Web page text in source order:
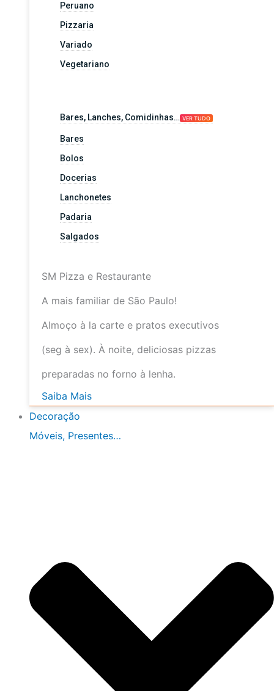
Peruano
Pizzaria
Variado
Vegetariano
Bares, Lanches, Comidinhas… VER TUDO
Bares
Bolos
Docerias
Lanchonetes
Padaria
Salgados
SM Pizza e Restaurante
A mais familiar de São Paulo!
Almoço à la carte e pratos executivos
(seg à sex). À noite, deliciosas pizzas
preparadas no forno à lenha.
Saiba Mais
Decoração
Móveis, Presentes…